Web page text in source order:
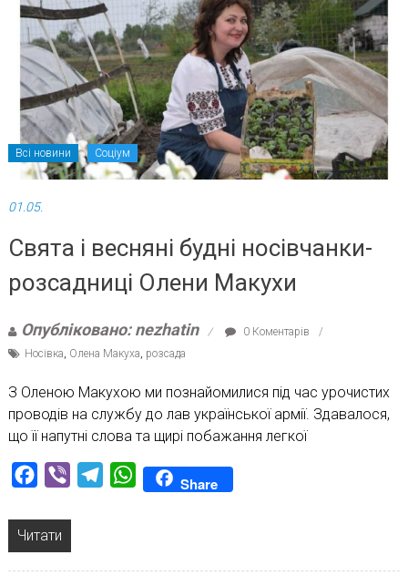
Всі новини Соціум
01.05.
Свята і весняні будні носівчанки-
розсадниці Олени Макухи
Опубліковано: nezhatin
0 Коментарів
Носівка, Олена Макуха, розсада
З Оленою Макухою ми познайомилися під час урочистих
проводів на службу до лав української армії. Здавалося,
що її напутні слова та щирі побажання легкої
Facebook
Viber TelegramWhatsAppShare
Читати